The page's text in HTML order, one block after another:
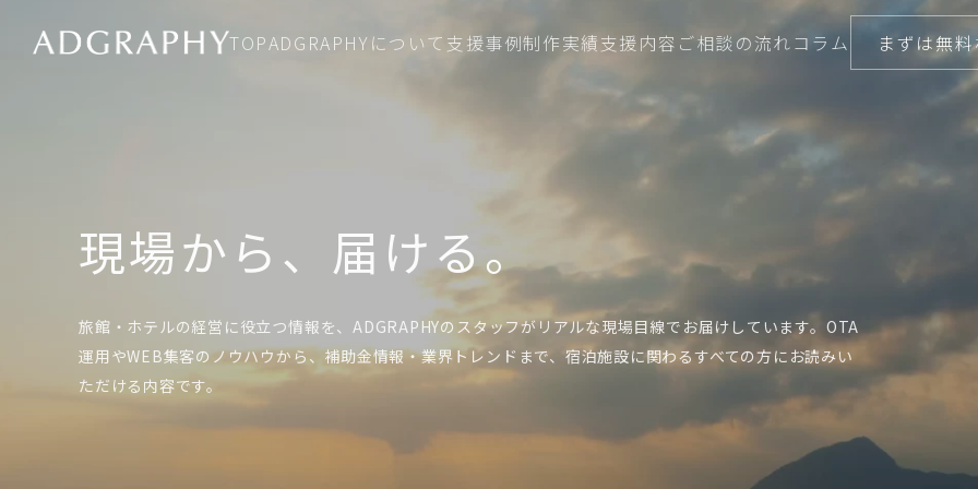
TOPADGRAPHYについて 支援事例制作実績支援内容 ご相談の流れコラム まずは無
現場から、届ける。
旅館・ホテルの経営に役立つ情報を、ADGRAPHYのスタッフがリアルな現場目線でお届けしています。OTA
運用やWEB集客のノウハウから、補助金情報・業界トレンドまで、宿泊施設に関わるすべての方にお読みい
ただける内容です。